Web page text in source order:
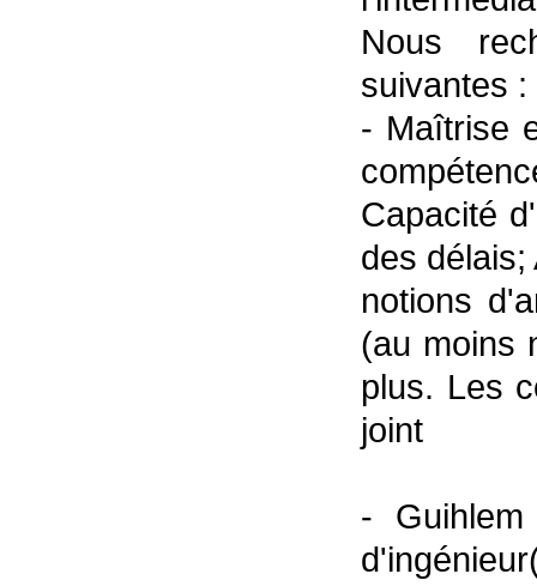
Nous
suivantes :
- Maîtrise
Capacité
des
notions
(au moins
plus. Les
joint
-